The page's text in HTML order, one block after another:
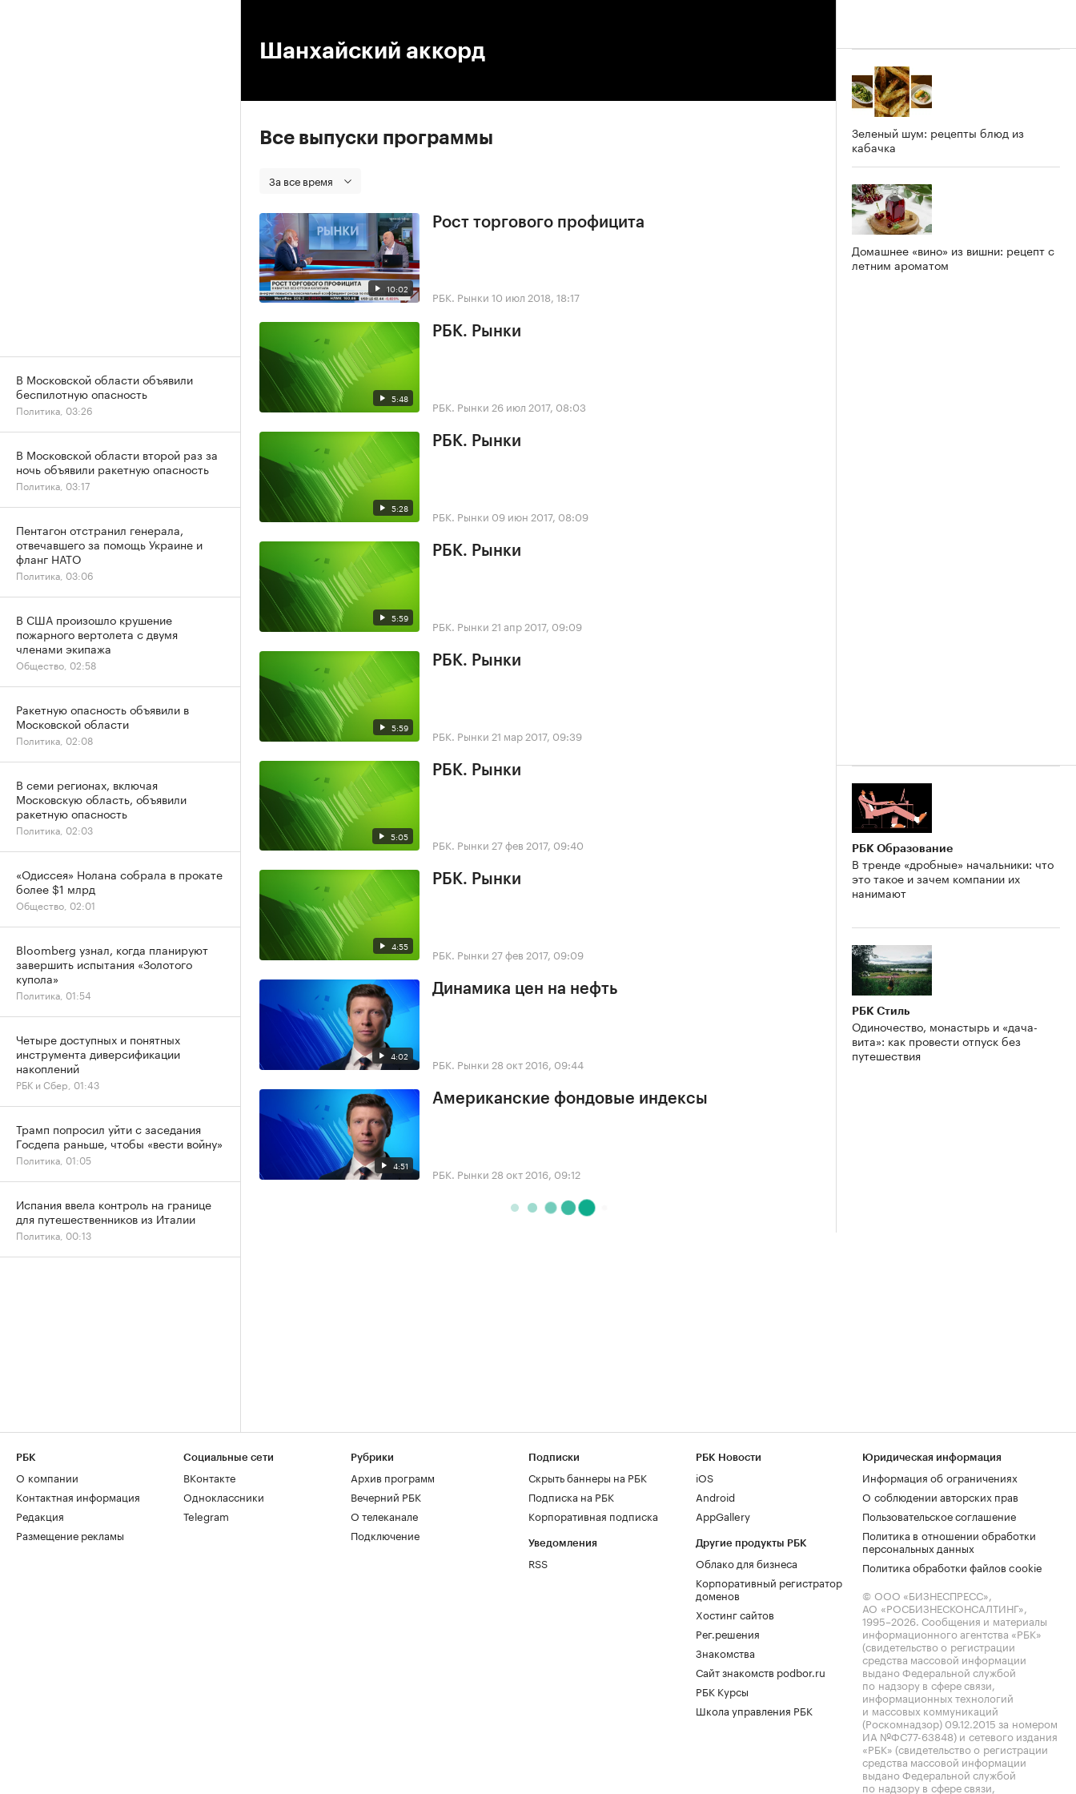
Шанхайский аккорд
Все выпуски программы
За все время
10:02
Рост торгового профицита
РБК. Рынки 10 июл 2018, 18:17
5:48
РБК. Рынки
РБК. Рынки 26 июл 2017, 08:03
5:28
РБК. Рынки
РБК. Рынки 09 июн 2017, 08:09
5:59
РБК. Рынки
РБК. Рынки 21 апр 2017, 09:09
5:59
РБК. Рынки
РБК. Рынки 21 мар 2017, 09:39
5:05
РБК. Рынки
РБК. Рынки 27 фев 2017, 09:40
4:55
РБК. Рынки
РБК. Рынки 27 фев 2017, 09:09
4:02
Динамика цен на нефть
РБК. Рынки 28 окт 2016, 09:44
4:51
Американские фондовые индексы
РБК. Рынки 28 окт 2016, 09:12
Зеленый шум: рецепты блюд из
кабачка
Домашнее «вино» из вишни: рецепт с
летним ароматом
РБК Образование
В тренде «дробные» начальники: что
это такое и зачем компании их
нанимают
РБК Стиль
Одиночество, монастырь и «дача-
вита»: как провести отпуск без
путешествия
В Московской области объявили
беспилотную опасность
Политика, 03:26
В Московской области второй раз за
ночь объявили ракетную опасность
Политика, 03:17
Пентагон отстранил генерала,
отвечавшего за помощь Украине и
фланг НАТО
Политика, 03:06
В США произошло крушение
пожарного вертолета с двумя
членами экипажа
Общество, 02:58
Ракетную опасность объявили в
Московской области
Политика, 02:08
В семи регионах, включая
Московскую область, объявили
ракетную опасность
Политика, 02:03
«Одиссея» Нолана собрала в прокате
более $1 млрд
Общество, 02:01
Bloomberg узнал, когда планируют
завершить испытания «Золотого
купола»
Политика, 01:54
Четыре доступных и понятных
инструмента диверсификации
накоплений
РБК и Сбер, 01:43
Трамп попросил уйти с заседания
Госдепа раньше, чтобы «вести войну»
Политика, 01:05
Испания ввела контроль на границе
для путешественников из Италии
Политика, 00:13
РБК
О компании
Контактная информация
Редакция
Размещение рекламы
Социальные сети
ВКонтакте
Одноклассники
Telegram
Рубрики
Архив программ
Вечерний РБК
О телеканале
Подключение
Подписки
Скрыть баннеры на РБК
Подписка на РБК
Корпоративная подписка
Уведомления
RSS
РБК Новости
iOS
Android
AppGallery
Другие продукты РБК
Облако для бизнеса
Корпоративный регистратор
доменов
Хостинг сайтов
Рег.решения
Знакомства
Сайт знакомств podbor.ru
РБК Курсы
Школа управления РБК
Юридическая информация
Информация об ограничениях
О соблюдении авторских прав
Пользовательское соглашение
Политика в отношении обработки
персональных данных
Политика обработки файлов cookie
© ООО «БИЗНЕСПРЕСС»,
АО «РОСБИЗНЕСКОНСАЛТИНГ»,
1995–2026. Сообщения и материалы
информационного агентства «РБК»
(свидетельство о регистрации
средства массовой информации
выдано Федеральной службой
по надзору в сфере связи,
информационных технологий
и массовых коммуникаций
(Роскомнадзор) 09.12.2015 за номером
ИА №ФС77-63848) и сетевого издания
«РБК» (свидетельство о регистрации
средства массовой информации
выдано Федеральной службой
по надзору в сфере связи,